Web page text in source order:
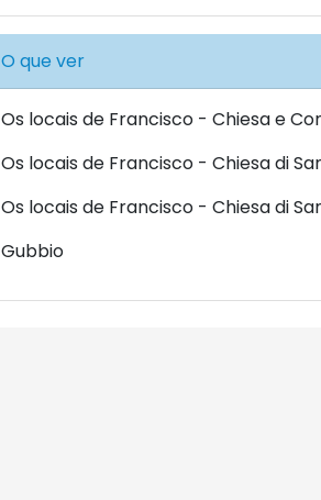
O que ver
Os locais de Francisco - Chiesa e
Os locais de Francisco - Chiesa di
Os locais de Francisco - Chiesa di
Gubbio